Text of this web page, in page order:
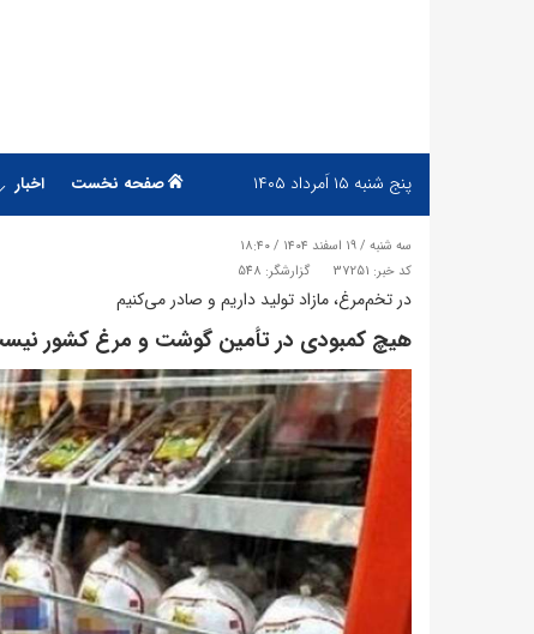
پنج شنبه ۱۵ اَمرداد ۱۴۰۵ صفحه نخست اخبار
سه شنبه / ۱۹ اسفند ۱۴۰۴ / ۱۸:۴۰
کد خبر: 37251
گزارشگر: 548
در تخم‌مرغ، مازاد تولید داریم و صادر می‌کنیم
هیچ کمبودی در تأمین گوشت و مرغ کشور